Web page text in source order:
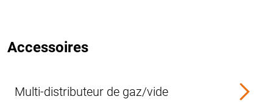
Accessoires
Multi-distributeur de gaz/vide